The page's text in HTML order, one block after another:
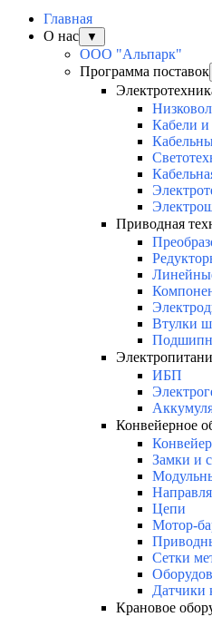
Главная
О нас
▼
ООО "Альпарк"
Программа поставок
Кабели и
Приводная
Втулки
ИБП
Конвейерное
Замки и
Цепи
Мотор-
Сетки
Датчики
Крановое